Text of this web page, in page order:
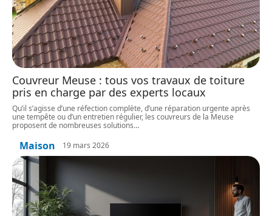
Couvreur Meuse : tous vos travaux de toiture
pris en charge par des experts locaux
Qu’il s’agisse d’une réfection complète, d’une réparation urgente après
une tempête ou d’un entretien régulier, les couvreurs de la Meuse
proposent de nombreuses solutions…
Maison 19 mars 2026